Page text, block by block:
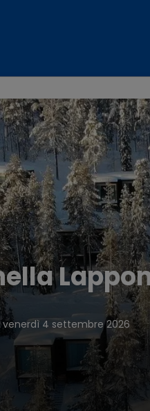
venerdì 4 settembre 2026